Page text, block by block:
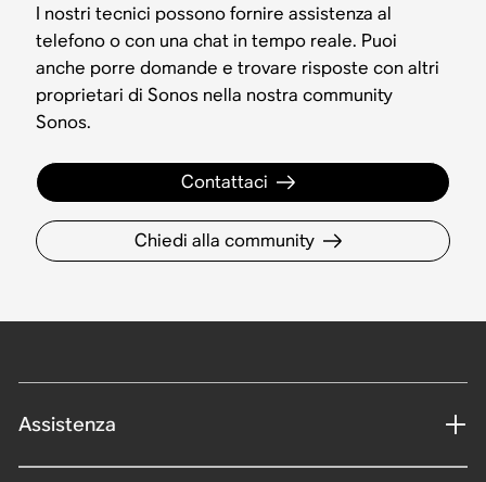
I nostri tecnici possono fornire assistenza al
telefono o con una chat in tempo reale. Puoi
anche porre domande e trovare risposte con altri
proprietari di Sonos nella nostra community
Sonos.
Contattaci
Chiedi alla community
Assistenza